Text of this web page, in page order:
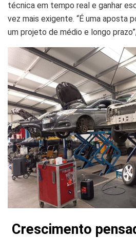
técnica em tempo real e ganhar
vez mais exigente. “É uma aposta
um projeto de médio e longo
Crescimento